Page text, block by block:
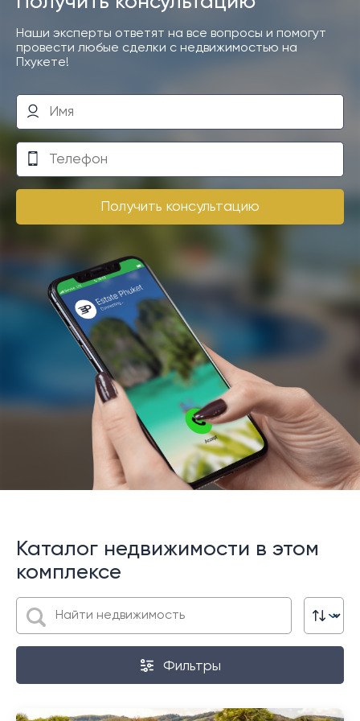
Наши эксперты ответят на все вопросы и помогут
провести любые сделки с недвижимостью на
Пхукете!
Получить консультацию
Каталог недвижимости в этом
комплексе
Фильтры